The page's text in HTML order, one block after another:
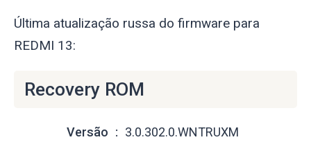
Última atualização russa do firmware para
REDMI 13:
Recovery ROM
Versão
3.0.302.0.WNTRUXM